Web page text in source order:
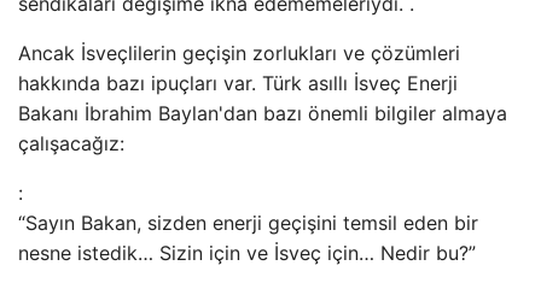
Ancak İsveçlilerin geçişin zorlukları ve çözümleri
hakkında bazı ipuçları var. Türk asıllı İsveç Enerji
Bakanı İbrahim Baylan'dan bazı önemli bilgiler almaya
çalışacağız:
:
“Sayın Bakan, sizden enerji geçişini temsil eden bir
nesne istedik… Sizin için ve İsveç için… Nedir bu?”